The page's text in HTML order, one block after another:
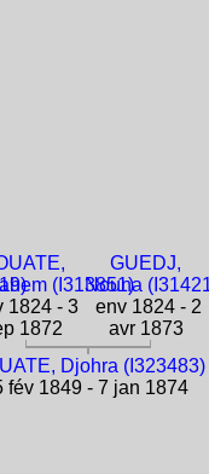
(I313851)
1824 - 3
1872
GUEDJ,
Nouna
env 1824 - 2
avr 1873
Djohra (I323483)
fév 1849 - 7 jan 1874